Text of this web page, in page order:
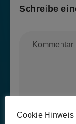
Schreibe
Cookie Hinweis